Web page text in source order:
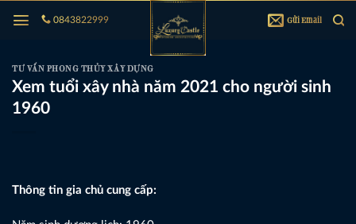
qua
dung
0843822999 Gửi Email
TƯ VẤN PHONG THỦY XÂY DỰNG
Xem tuổi xây nhà năm 2021 cho người sinh
1960
Thông tin gia chủ cung cấp: